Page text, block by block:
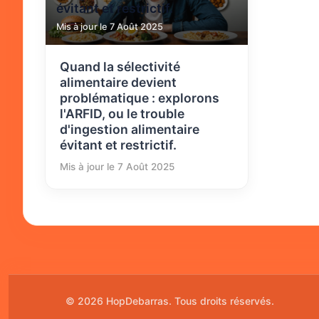
évitant et restrictif.
Mis à jour le 7 Août 2025
Quand la sélectivité
alimentaire devient
problématique : explorons
l'ARFID, ou le trouble
d'ingestion alimentaire
évitant et restrictif.
Mis à jour le 7 Août 2025
© 2026 HopDebarras. Tous droits réservés.